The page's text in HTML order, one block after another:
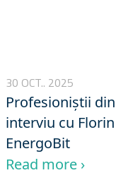
30 OCT.. 2025
Profesioniștii
interviu cu
EnergoBit
Read more ›